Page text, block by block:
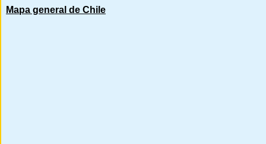
Mapa general de Chile